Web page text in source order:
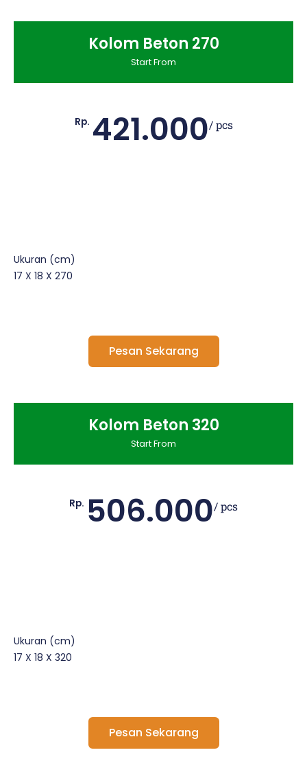
Kolom Beton 270
Start From
Rp. 421.000/ pcs
Ukuran (cm)
17 X 18 X 270
Pesan Sekarang
Kolom Beton 320
Start From
Rp. 506.000/ pcs
Ukuran (cm)
17 X 18 X 320
Pesan Sekarang